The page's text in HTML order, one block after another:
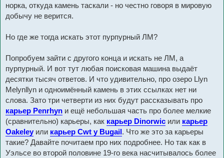
норка, откуда камень таскали - но честно говоря в мировую
добычу не верится.
Но где же тогда искать этот пурпурный ЛМ?
Попробуем зайти с другого конца и искать не ЛМ, а
пурпурный. И вот тут любая поисковая машина выдаёт
десятки тысяч ответов. И что удивительно, про озеро Llyn
Melynllyn и одноимённый камень в этих ссылках нет ни
слова. Зато три четверти из них будут рассказывать про
карьер Penrhyn и ещё небольшая часть про более мелкие
(сравнительно) карьеры, как карьер Dinorwic или карьер
Oakeley или карьер Cwt y Bugail. Что же это за карьеры
такие? Давайте почитаем про них подробнее. Но так как в
Уэльсе во второй половине 19-го века насчитывалось более